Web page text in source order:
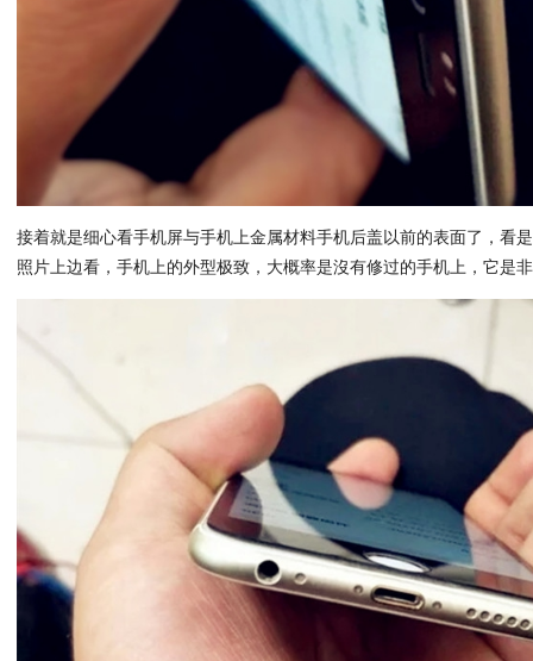
接着就是细心看手机屏与手机上金属材料手机后盖以前的表面了，看
照片上边看，手机上的外型极致，大概率是沒有修过的手机上，它是